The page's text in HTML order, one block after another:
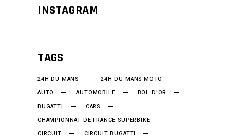
INSTAGRAM
TAGS
24H DU MANS
24H DU MANS MOTO
AUTO
AUTOMOBILE
BOL D'OR
BUGATTI
CARS
CHAMPIONNAT DE FRANCE SUPERBIKE
CIRCUIT
CIRCUIT BUGATTI